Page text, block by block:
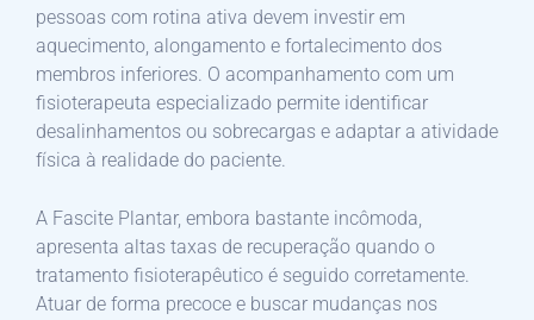
pessoas com rotina ativa devem investir em
aquecimento, alongamento e fortalecimento dos
membros inferiores. O acompanhamento com um
fisioterapeuta especializado permite identificar
desalinhamentos ou sobrecargas e adaptar a atividade
física à realidade do paciente.
A Fascite Plantar, embora bastante incômoda,
apresenta altas taxas de recuperação quando o
tratamento fisioterapêutico é seguido corretamente.
Atuar de forma precoce e buscar mudanças nos